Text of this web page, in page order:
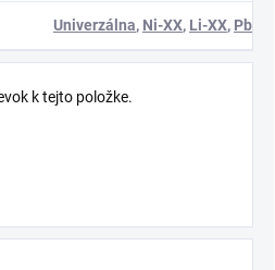
Univerzálna, Ni-XX, Li-XX, Pb
k tejto položke.